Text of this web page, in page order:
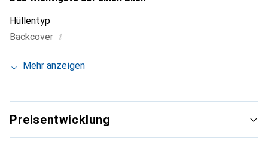
Hüllentyp
Backcover i
Mehr anzeigen
Preisentwicklung